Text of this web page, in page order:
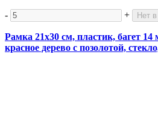
- + Нет
Рамка 21х30 см, пластик, багет
красное дерево с позолотой,